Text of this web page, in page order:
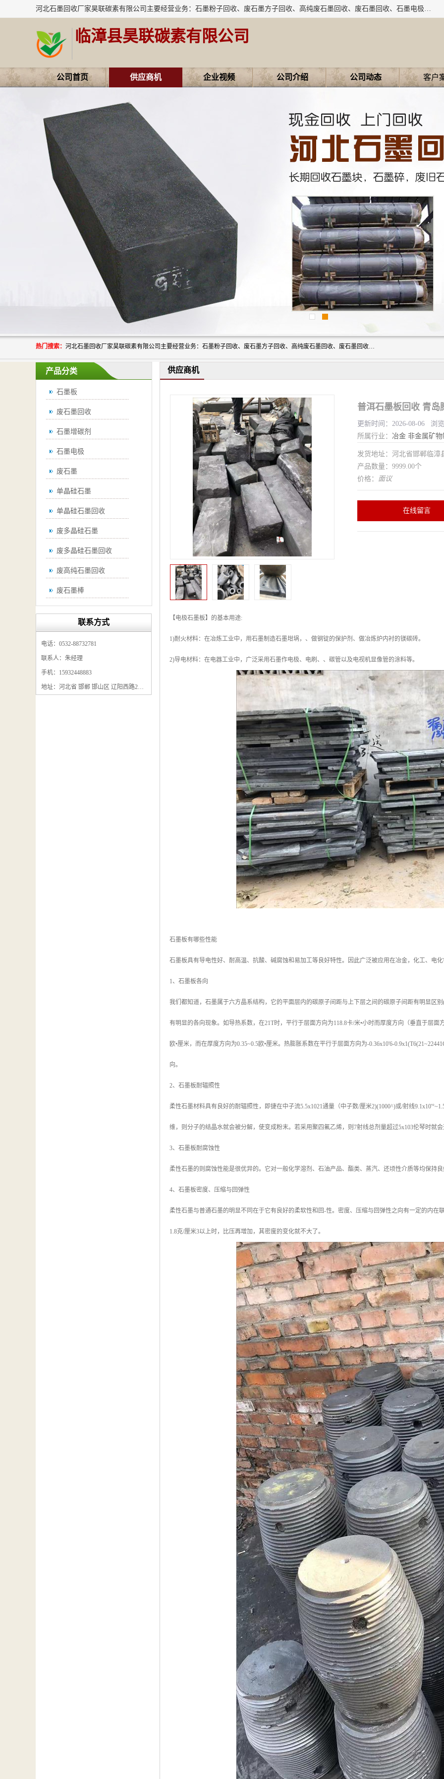
河北石墨回收厂家昊联碳素有限公司主要经营业务：石墨粉子回收、废石墨方子回收、高纯废石墨回收、废石墨回收、石墨电极回收、废石墨板回收、石墨增碳剂、单晶硅石墨、单晶硅石墨回收、废多晶硅石墨、废多晶硅石墨回收、废高纯石墨回收、废石墨、废石墨棒、废石墨棒回收、废石墨换热器回收、高纯石墨回收、石墨粉回收、石墨换热器回收、石墨纸回收、回收石墨板、回收石墨电极、石墨板回收、石墨回收。
临漳县昊联碳素有限公司
公司首页 供应商机 企业视频 公司介绍 公司动态 客户
热门搜索： 河北石墨回收厂家昊联碳素有限公司主要经营业务：石墨粉子回收、废石墨方子回收、高纯废石墨回收、废石墨回收、石墨电极回收、废石墨板回收、石墨增碳剂、单晶硅石墨、单晶硅石墨回收、废多晶硅石墨、废多晶硅石墨回收、废高纯石墨回收、废石墨、废石墨棒、废石墨棒回收、废石墨换热器回收、高纯石墨回收、石墨粉回收、石墨换热器回收、石墨纸回收、回收石墨板、回收石墨电极、石墨板回收、石墨回收。
产品分类
石墨板
废石墨回收
石墨增碳剂
石墨电极
废石墨
单晶硅石墨
单晶硅石墨回收
废多晶硅石墨
废多晶硅石墨回收
废高纯石墨回收
废石墨棒
废石墨换热器回收
石墨粉回收
石墨换热器回收
联系方式
电话：0532-88732781
联系人：朱经理
手机：15932448883
地址：河北省 邯郸 邯山区 辽阳西路295号
供应商机
普洱石墨板回收 青岛
更新时间：2026-08-06 浏
所属行业： 冶金 非金属矿物
发货地址：河北省邯郸临
产品数量：9999.00个
价格： 面议
在线留言
【电极石墨板】的基本用途:
1)耐火材料：在冶炼工业中，用石墨制造石墨坩埚，、做钢锭的保护剂、做冶炼炉内衬的镁碳砖。
2)导电材料：在电器工业中，广泛采用石墨作电极、电刷、、碳管以及电视机显像管的涂料等。
石墨板有哪些性能
石墨板具有导电性好、耐高温、抗酸、碱腐蚀和易加工等良好特性。因此广泛被应用在冶金，化工、电
1、石墨板各向
我们都知道，石墨属于六方晶系结构，它的平面层内的碳原子间距与上下层之间的碳原子间距有明显区
有明显的各向现象。如导热系数，在21T时，平行于层面方向为118.8卡/米•小时而厚度方向（垂直于层面
欧•厘米，而在厚度方向为0.35~0.5欧•厘米。热膨胀系数在平行于层面方向为-0.36x10'6-
向。
2、石墨板耐辐照性
柔性石墨材料具有良好的耐辐照性，即捷在中子流5.5x1021通量（中子数/厘米2)(1000^)或/射线
维，则分子的结晶水就会被分解，使变成粉末。若采用聚四氟乙烯，则7射线总剂量超过5x103伦琴时就
3、石墨板耐腐蚀性
柔性石墨的则腐蚀性能是很优异的。它对一般化学溶剂、石油产品、酯类、蒸汽、还顷性介质等均保持
4、石墨板密度、压缩与回弹性
柔性石墨与普通石墨的明显不同在于它有良好的柔软性和回-性。密度、压缩与回弹性之向有一定的内
1.8克/厘米3以上时，比压再增加，其密度的变化就不大了。